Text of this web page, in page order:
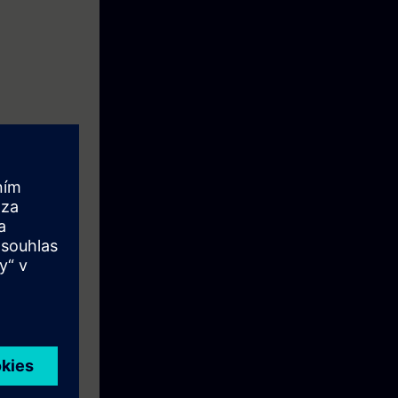
como
e
Profibus